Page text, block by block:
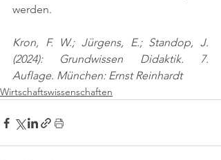
werden.
Kron, F. W.; Jürgens, E.; Standop, J.
(2024): Grundwissen Didaktik. 7.
Auflage. München: Ernst Reinhardt
Wirtschaftswissenschaften